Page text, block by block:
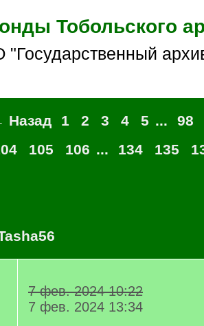
Тобольского
"Государственный
Назад 1 2 3 4 5 ...
98
105 106 ... 134 135
7 фев. 2024 10:22
7 фев. 2024 13:34